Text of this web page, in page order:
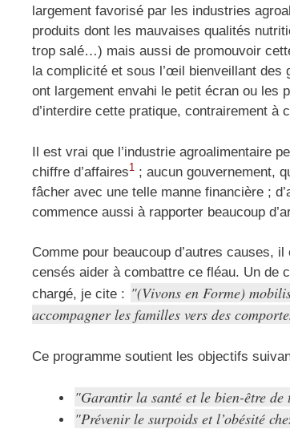
largement favorisé par les industries
produits dont les mauvaises qualités
trop salé…) mais aussi de promouvoir
la complicité et sous l’œil bienveillant
ont largement envahi le petit écran ou les
d’interdire cette pratique, contrairement à
Il est vrai que l’industrie agroalimentaire
chiffre d’affaires1 ; aucun gouvernement,
fâcher avec une telle manne financière ;
commence aussi à rapporter beaucoup
Comme pour beaucoup d’autres causes,
censés aider à combattre ce fléau. Un de
chargé, je cite :
(Vivons en Forme)
accompagner les familles vers des
Ce programme soutient les objectifs
Garantir la santé et le bien-être de
Prévenir le surpoids et l’obésité